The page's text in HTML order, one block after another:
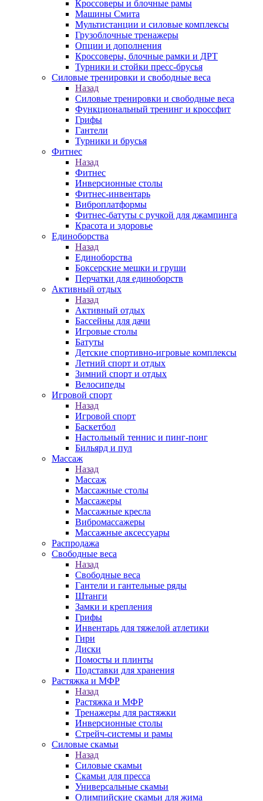
Кроссоверы и блочные рамы
Машины Смита
Мультистанции и силовые комплексы
Грузоблочные тренажеры
Опции и дополнения
Кроссоверы, блочные рамки и ДРТ
Турники и стойки пресс-брусья
Силовые тренировки и свободные веса
Назад
Силовые тренировки и свободные веса
Функциональный тренинг и кроссфит
Грифы
Гантели
Турники и брусья
Фитнес
Назад
Фитнес
Инверсионные столы
Фитнес-инвентарь
Виброплатформы
Фитнес-батуты с ручкой для джампинга
Красота и здоровье
Единоборства
Назад
Единоборства
Боксерские мешки и груши
Перчатки для единоборств
Активный отдых
Назад
Активный отдых
Бассейны для дачи
Игровые столы
Батуты
Детские спортивно-игровые комплексы
Летний спорт и отдых
Зимний спорт и отдых
Велосипеды
Игровой спорт
Назад
Игровой спорт
Баскетбол
Настольный теннис и пинг-понг
Бильярд и пул
Массаж
Назад
Массаж
Массажные столы
Массажеры
Массажные кресла
Вибромассажеры
Массажные аксессуары
Распродажа
Свободные веса
Назад
Свободные веса
Гантели и гантельные ряды
Штанги
Замки и крепления
Грифы
Инвентарь для тяжелой атлетики
Гири
Диски
Помосты и плинты
Подставки для хранения
Растяжка и МФР
Назад
Растяжка и МФР
Тренажеры для растяжки
Инверсионные столы
Стрейч-системы и рамы
Силовые скамьи
Назад
Силовые скамьи
Скамьи для пресса
Универсальные скамьи
Олимпийские скамьи для жима